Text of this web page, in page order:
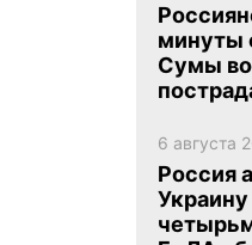
минуты
Сумы
6 августа
Россия